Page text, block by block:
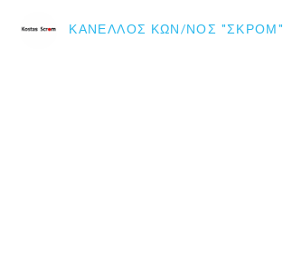
ΚΑΝΈΛΛΟΣ ΚΩΝ/ΝΟΣ "ΣΚΡΟΜ"